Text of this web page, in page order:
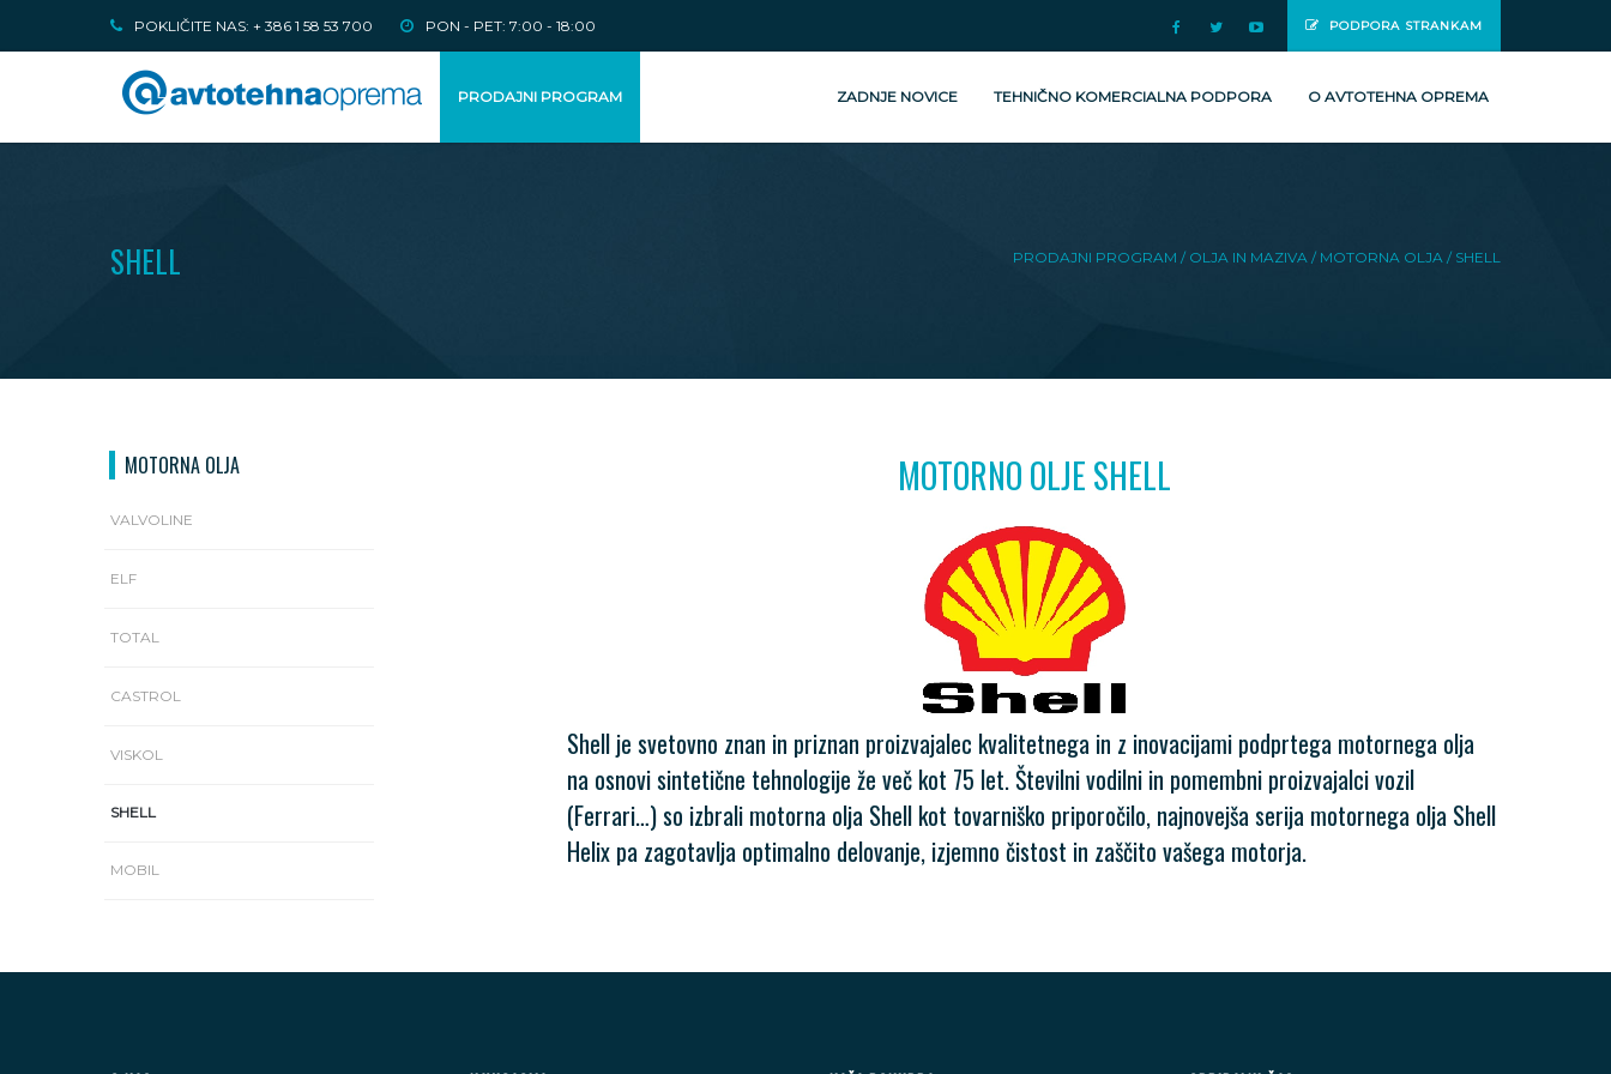
POKLIČITE NAS: + 386 1 58 53 700 PON - PET: 7:00 - 18:00 PODPORA STRANKAM
PRODAJNI PROGRAM ZADNJE NOVICE TEHNIČNO KOMERCIALNA PODPORA O AVTOTEHNA OPREMA
SHELL PRODAJNI PROGRAM / OLJA IN MAZIVA / MOTORNA OLJA / SHELL
MOTORNO OLJE SHELL
Shell je svetovno znan in priznan proizvajalec kvalitetnega in z inovacijami podprtega motornega olja
na osnovi sintetične tehnologije že več kot 75 let. Številni vodilni in pomembni proizvajalci vozil
(Ferrari…) so izbrali motorna olja Shell kot tovarniško priporočilo, najnovejša serija motornega olja Shell
Helix pa zagotavlja optimalno delovanje, izjemno čistost in zaščito vašega motorja.
MOTORNA OLJA
VALVOLINE
ELF
TOTAL
CASTROL
VISKOL
SHELL
MOBIL